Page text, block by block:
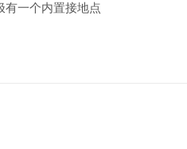
有一个内置接地点